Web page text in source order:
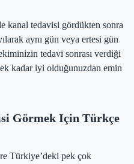
kanal tedavisi gördükten sonra
aynı gün veya ertesi gün
tedavi sonrası verdiği
kadar iyi olduğunuzdan emin
Görmek Için Türkçe
Türkiye’deki pek çok